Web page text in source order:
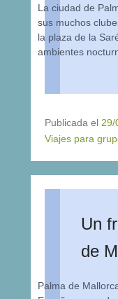
La ciudad de
sus muchos
la plaza de la
ambientes
Publicada el 29/
Viajes para
Un
de
Palma de